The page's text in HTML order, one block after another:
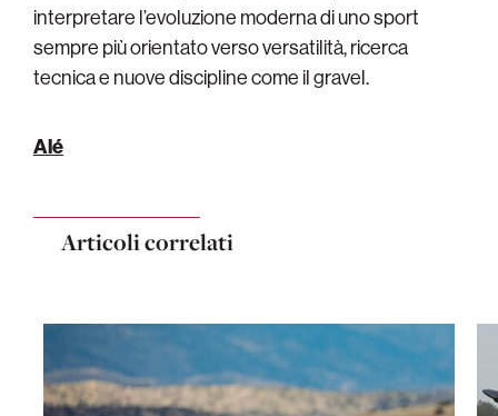
interpretare l’evoluzione moderna di uno sport
sempre più orientato verso versatilità, ricerca
tecnica e nuove discipline come il gravel.
Alé
Articoli correlati